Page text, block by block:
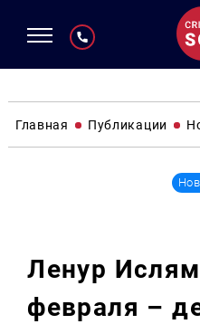
Главная Публикации
Ленур
февраля –